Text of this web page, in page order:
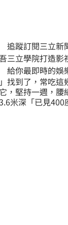
追蹤訂閱三立新
三立學院打造影
給你最即時的娛
找到了，常吃這
，堅持一週，腰
米深「已見400